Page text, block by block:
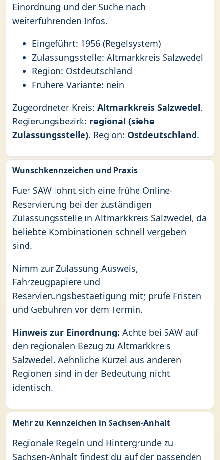
Einordnung und der Suche nach
weiterführenden Infos.
Eingeführt: 1956 (Regelsystem)
Zulassungsstelle: Altmarkkreis Salzwedel
Region: Ostdeutschland
Frühere Variante: nein
Zugeordneter Kreis: Altmarkkreis Salzwedel.
Regierungsbezirk: regional (siehe
Zulassungsstelle). Region: Ostdeutschland.
Wunschkennzeichen und Praxis
Fuer SAW lohnt sich eine frühe Online-
Reservierung bei der zuständigen
Zulassungsstelle in Altmarkkreis Salzwedel, da
beliebte Kombinationen schnell vergeben
sind.
Nimm zur Zulassung Ausweis,
Fahrzeugpapiere und
Reservierungsbestaetigung mit; prüfe Fristen
und Gebühren vor dem Termin.
Hinweis zur Einordnung: Achte bei SAW auf
den regionalen Bezug zu Altmarkkreis
Salzwedel. Aehnliche Kürzel aus anderen
Regionen sind in der Bedeutung nicht
identisch.
Mehr zu Kennzeichen in Sachsen-Anhalt
Regionale Regeln und Hintergründe zu
Sachsen-Anhalt findest du auf der passenden